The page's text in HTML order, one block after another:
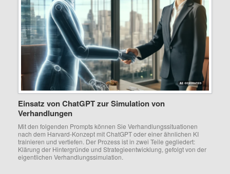
Einsatz von ChatGPT zur Simulation von
Verhandlungen
Mit den folgenden Prompts können Sie Verhandlungssituationen
nach dem Harvard-Konzept mit ChatGPT oder einer ähnlichen KI
trainieren und vertiefen. Der Prozess ist in zwei Teile gegliedert:
Klärung der Hintergründe und Strategieentwicklung, gefolgt von der
eigentlichen Verhandlungssimulation.